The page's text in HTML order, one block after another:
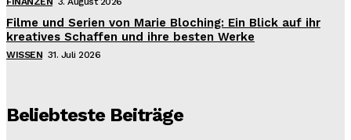
Filme und Serien von Marie Bloching: Ein Blick auf ihr
kreatives Schaffen und ihre besten Werke
WISSEN 31. Juli 2026
Beliebteste Beiträge